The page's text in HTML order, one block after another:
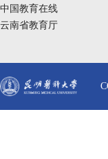
中国教育在线
云南省教育厅